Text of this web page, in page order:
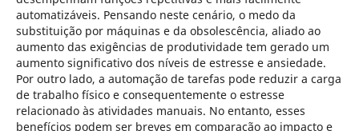
automatizáveis. Pensando neste cenário, o medo da
substituição por máquinas e da obsolescência, aliado ao
aumento das exigências de produtividade tem gerado um
aumento significativo dos níveis de estresse e ansiedade.
Por outro lado, a automação de tarefas pode reduzir a carga
de trabalho físico e consequentemente o estresse
relacionado às atividades manuais. No entanto, esses
benefícios podem ser breves em comparação ao impacto e